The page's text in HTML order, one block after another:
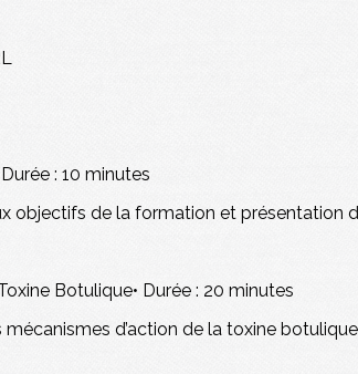
: 10 minutes
objectifs de la formation et
Botulique• Durée : 20 minutes
mécanismes d’action de la toxine